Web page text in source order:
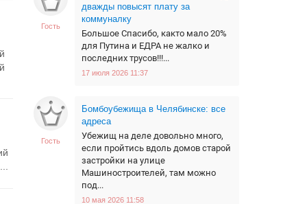
Гость
дважды повысят плату за
коммуналку
Большое Спасибо, както мало 20%
для Путина и ЕДРА не жалко и
последних трусов!!!...
17 июля 2026 11:37
Гость
Бомбоубежища в Челябинске: все
адреса
Убежищ на деле довольно много,
если пройтись вдоль домов старой
застройки на улице
Машиностроителей, там можно
под...
10 мая 2026 11:58